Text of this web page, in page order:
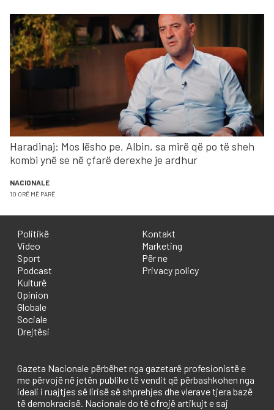
Haradinaj: Mos lësho pe, Albin, sa mirë që po të sheh
kombi ynë se në çfarë derexhe je ardhur
NACIONALE
10 ORË MË PARË
Politikë
Video
Sport
Podcast
Kulturë
Opinion
Globale
Sociale
Drejtësi
Kontakt
Marketing
Për ne
Privacy policy
Gazeta Nacionale përbëhet nga gazetarë profesionistë e
me përvojë në jetën publike të vendit që përbashkohen nga
ideali i ruajtjes së lirisë së shprehjes dhe vlerave tjera bazë
të demokracisë. Nacionale do të ofrojë artikujt e saj